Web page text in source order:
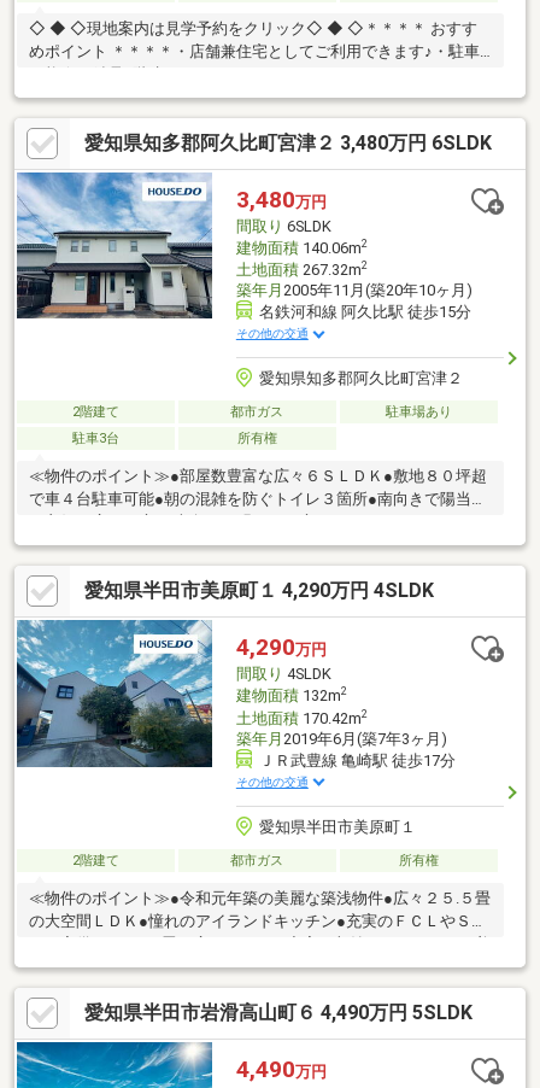
◇ ◆ ◇現地案内は見学予約をクリック◇ ◆ ◇＊＊＊＊ おすす
めポイント ＊＊＊＊・店舗兼住宅としてご利用できます♪・駐車
ライフ・インフォメーションーー・岩滑小学校（徒歩約20分）・
半田中学校（徒歩約10分）ーーーーーーーーーーーーーーーーー
未公開物件も多数あり！資料請求だけでもOK！Ｍ＆Ｋホームで
は、◆お客様第一目線のスタッフが親身になってお家探しのサポ
ートを致します！！◆住宅ローンアドバイザーによる資金相談が
可能です♪お問合せ・ご案内はお気軽にご相談ください！！
愛知県知多郡阿久比町宮津２ 3,480万円 6SLDK
3,480万円
間取り 6SLDK
建物面積140.06m2
土地面積267.32m2
築年月 2005年11月(築20年10ヶ月)
名鉄河和線 阿久比駅 徒歩15分
その他の交通
愛知県知多郡阿久比町宮津２
2階建て 都市ガス
駐車場あり
駐車3台
所有権
≪物件のポイント≫●部屋数豊富な広々６ＳＬＤＫ●敷地８０坪超
で車４台駐車可能●朝の混雑を防ぐトイレ３箇所●南向きで陽当た
で、家族がのびのび暮らせます。 ≪周辺環境のポイント≫●阿久
比駅まで徒歩１５分の立地●東部小学校まで徒歩１１分●道路幅６
ｍで車の運転もスムーズ ＊駅徒歩圏内で通勤通学に便利。道幅も
広く、お子様の通学も安心な好環境です。
愛知県半田市美原町１ 4,290万円 4SLDK
4,290万円
間取り 4SLDK
建物面積132m2
土地面積170.42m2
築年月 2019年6月(築7年3ヶ月)
ＪＲ武豊線 亀崎駅 徒歩17分
その他の交通
愛知県半田市美原町１
2階建て 都市ガス 所有権
≪物件のポイント≫●令和元年築の美麗な築浅物件●広々２５.５畳
の大空間ＬＤＫ●憧れのアイランドキッチン●充実のＦＣＬやＳＣ
しい暮らしを愉しめます。 ≪周辺環境のポイント≫●横川小学校
まで徒歩８分の安心●乙川中学校まで徒歩７分の近さ●スーパーや
薬局が近く生活便利 ＊小中学校が徒歩８分以内で通学安心。公園
や薬局も近く、子育てに優しい静かな街です。
愛知県半田市岩滑高山町６ 4,490万円 5SLDK
4,490万円